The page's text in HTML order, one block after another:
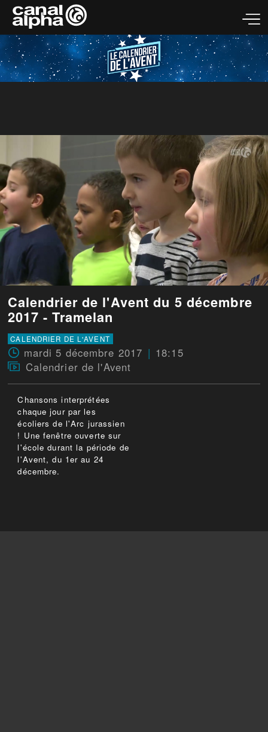
Calendrier de l'Avent du 5 décembre
2017 - Tramelan
CALENDRIER DE L'AVENT
mardi 5 décembre 2017
18:15
Calendrier de l'Avent
Chansons interprétées
chaque jour par les
écoliers de l'Arc jurassien
! Une fenêtre ouverte sur
l'école durant la période de
l'Avent, du 1er au 24
décembre.